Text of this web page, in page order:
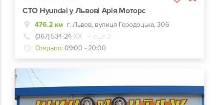
СТО Hyundai у Львові Арія Моторс
476.2 км г. Львов, вулиця Городоцька, 306
(067) 534-24-ХХ
+ еще 2
Открыто: 09:00 - 20:00